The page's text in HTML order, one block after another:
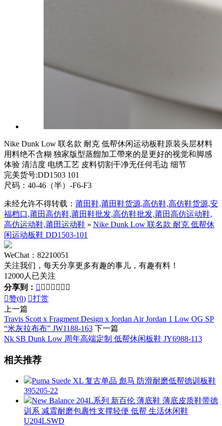
Nike Dunk Low 联名款 耐克 低帮休闲运动板鞋原装头层材料
用料绝不含糊 独家版型蒸餾加工帶來的是更好的视觉和脚感
体验 清洁度 电绣工艺 皮料切割干净无任何毛边 细节
完美货号:DD1503 101
尺码：40-46（半）-F6-F3
未经允许不得转载： 莆田鞋,莆田鞋货源,高仿鞋,高仿鞋货源,安
福档口,莆田高仿鞋,莆田鞋批发,高仿鞋批发,莆田高仿运动鞋,
高仿运动鞋,莆田运动鞋 » Nike Dunk Low 联名款 耐克 低帮休
闲运动板鞋 DD1503-101
WeChat：82210051
关注我们，每天分享更多有趣的事儿，有趣有料！
12000人已关注
分享到：       
赞(0) 打赏
上一篇
Travis Scott x Fragment Design x Jordan Air Jordan 1 Low OG SP
“米灰拉布布” JW1188-163 下一篇
Nk SB Dunk Low 周年高端定制 低帮休闲板鞋 JY6988-113
相关推荐
Puma Suede XL 复古单品 彪马 防滑耐磨低帮德训板鞋
395205-22
New Balance 204L系列 新百伦 薄底鞋 薄底皮质鞋带德
训系 减震耐磨包裹性支撑轻便 低帮 生活休闲鞋
U204LSWD